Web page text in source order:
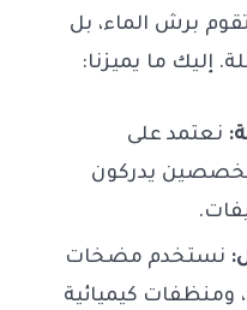
برش الماء، بل
إليك ما يميزنا:
نعتمد على
يدركون
نستخدم مضخات
كيميائية